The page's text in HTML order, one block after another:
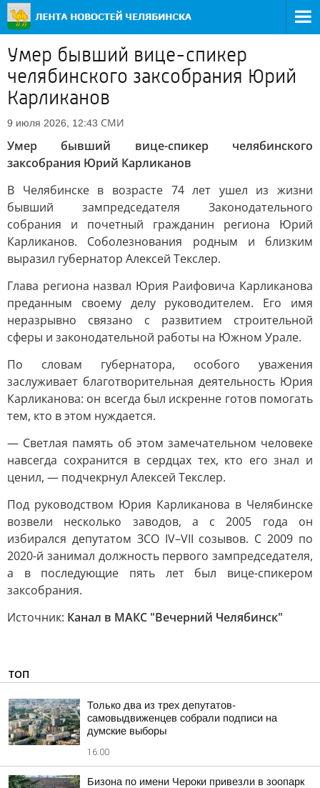
Умер бывший вице-спикер
челябинского заксобрания Юрий
Карликанов
9 июля 2026, 12:43 СМИ
Умер бывший вице-спикер челябинского
заксобрания Юрий Карликанов
В Челябинске в возрасте 74 лет ушел из жизни
бывший зампредседателя Законодательного
собрания и почетный гражданин региона Юрий
Карликанов. Соболезнования родным и близким
выразил губернатор Алексей Текслер.
Глава региона назвал Юрия Раифовича Карликанова
преданным своему делу руководителем. Его имя
неразрывно связано с развитием строительной
сферы и законодательной работы на Южном Урале.
По словам губернатора, особого уважения
заслуживает благотворительная деятельность Юрия
Карликанова: он всегда был искренне готов помогать
тем, кто в этом нуждается.
— Светлая память об этом замечательном человеке
навсегда сохранится в сердцах тех, кто его знал и
ценил, — подчекрнул Алексей Текслер.
Под руководством Юрия Карликанова в Челябинске
возвели несколько заводов, а с 2005 года он
избирался депутатом ЗСО IV–VII созывов. С 2009 по
2020-й занимал должность первого зампредседателя,
а в последующие пять лет был вице-спикером
заксобрания.
Источник: Канал в МАКС "Вечерний Челябинск"
ТОП
Только два из трех депутатов-
самовыдвиженцев собрали подписи на
думские выборы
16:00
Бизона по имени Чероки привезли в зоопарк